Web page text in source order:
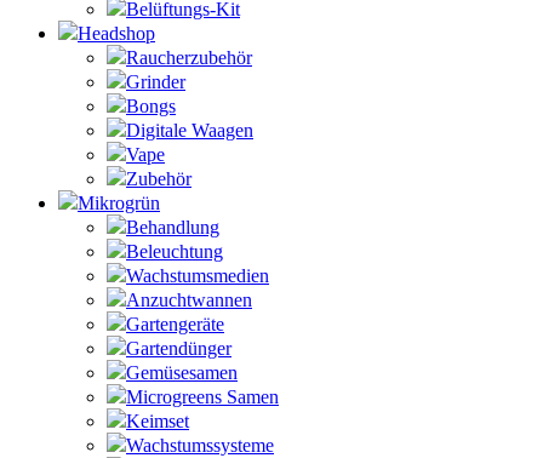
Belüftungs-Kit
Headshop
Raucherzubehör
Grinder
Bongs
Digitale Waagen
Vape
Zubehör
Mikrogrün
Behandlung
Beleuchtung
Wachstumsmedien
Anzuchtwannen
Gartengeräte
Gartendünger
Gemüsesamen
Microgreens Samen
Keimset
Wachstumssysteme